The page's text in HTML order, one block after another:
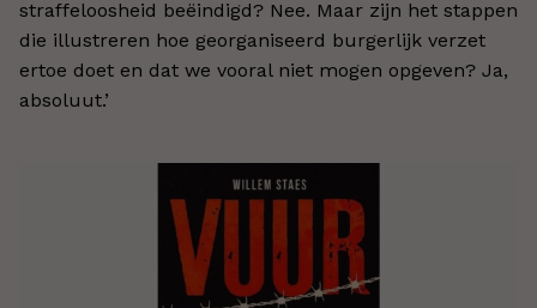
straffeloosheid beëindigd? Nee. Maar zijn het stappen
die illustreren hoe georganiseerd burgerlijk verzet
ertoe doet en dat we vooral niet mogen opgeven? Ja,
absoluut.’